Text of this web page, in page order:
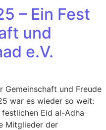
– Ein Fest
und
e.V.
Gemeinschaft und Freude
war es wieder so weit:
festlichen Eid al-Adha
Mitglieder der